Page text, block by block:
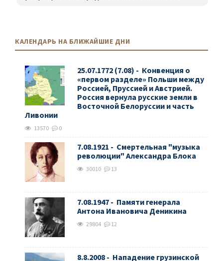
КАЛЕНДАРЬ НА БЛИЖАЙШИЕ ДНИ
25.07.1772 (7.08) - Конвенция о
«первом разделе» Польши между
Россией, Пруссией и Австрией.
Россия вернула русские земли в
Восточной Белоруссии и часть
Ливонии
13570 0
7.08.1921 - Смертельная "музыка
революции" Александра Блока
30010 13
7.08.1947 - Памяти генерала
Антона Ивановича Деникина
29804 12
8.8.2008 - Нападение грузинской